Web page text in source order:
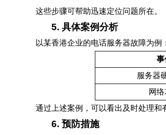
这些步骤可帮助迅速定位问题所在。
5. 具体案例分析
以某香港企业的电话服务器故障为例：
事
服务器
网
通过上述案例，可以看出及时处理和
6. 预防措施